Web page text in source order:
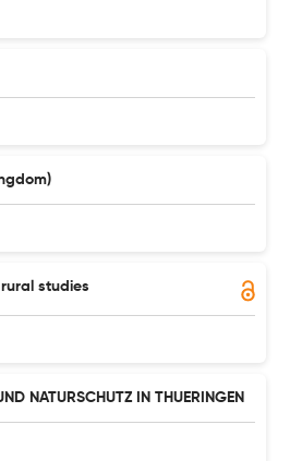
studies
NATURSCHUTZ IN THUERINGEN